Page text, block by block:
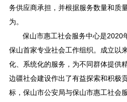
务供应商承担，并根据服务数量和质
为。
保山市惠工社会服务中心是2020
保山首家专业社会工作组织。成立以
化、系统化的服务，为不同群体提供
边疆社会建设作出了有益探索和积极
标，保山市公安局与保山市惠工社会